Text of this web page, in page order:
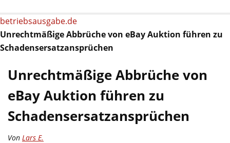
betriebsausgabe.de
Unrechtmäßige Abbrüche von eBay Auktion führen zu
Schadensersatzansprüchen
Unrechtmäßige Abbrüche von
eBay Auktion führen zu
Schadensersatzansprüchen
Von Lars E.